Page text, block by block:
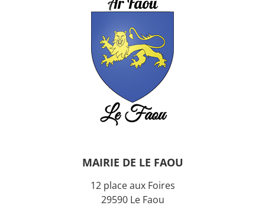
MAIRIE DE LE FAOU
12 place aux Foires
29590 Le Faou